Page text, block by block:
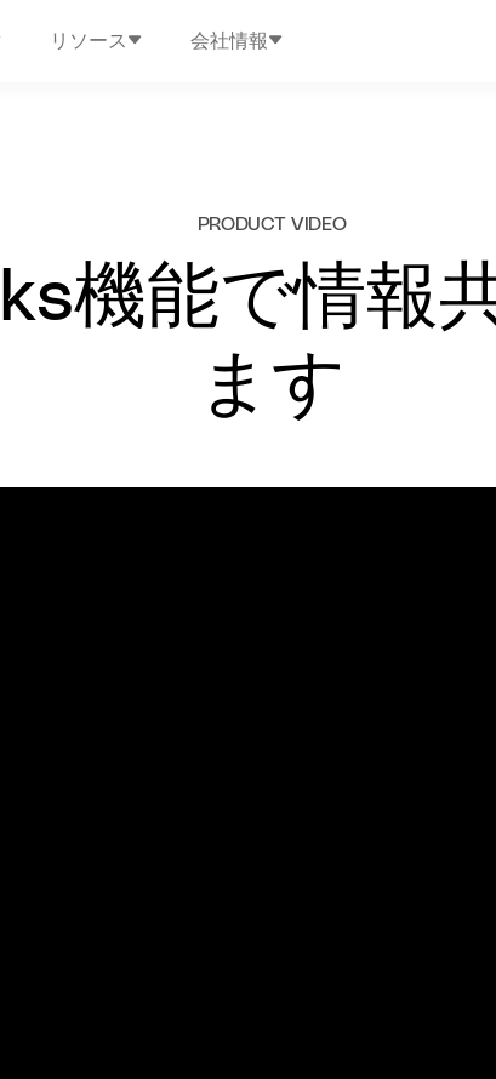
リソース 会社情報
PRODUCT VIDEO
機能で情報
ます